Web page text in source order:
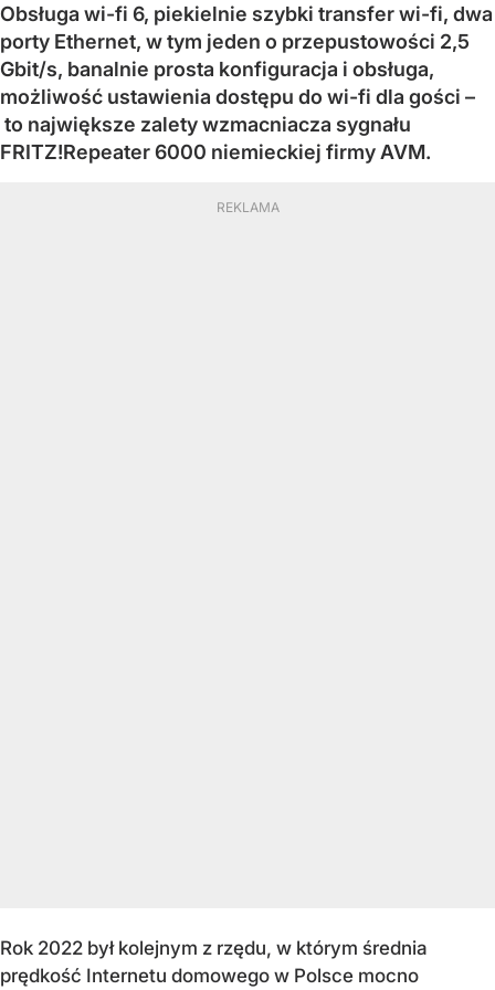
Obsługa wi-fi 6, piekielnie szybki transfer wi-fi, dwa
porty Ethernet, w tym jeden o przepustowości 2,5
Gbit/s, banalnie prosta konfiguracja i obsługa,
możliwość ustawienia dostępu do wi-fi dla gości –
to największe zalety wzmacniacza sygnału
FRITZ!Repeater 6000 niemieckiej firmy AVM.
Rok 2022 był kolejnym z rzędu, w którym średnia
prędkość Internetu domowego w Polsce mocno